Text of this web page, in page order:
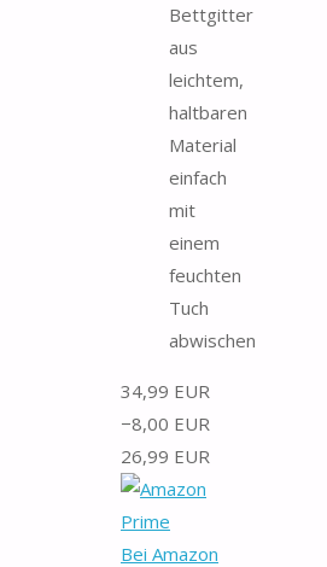
Bettgitter
aus
leichtem,
haltbaren
Material
einfach
mit
einem
feuchten
Tuch
abwischen
34,99 EUR
−8,00 EUR
26,99 EUR
Bei Amazon